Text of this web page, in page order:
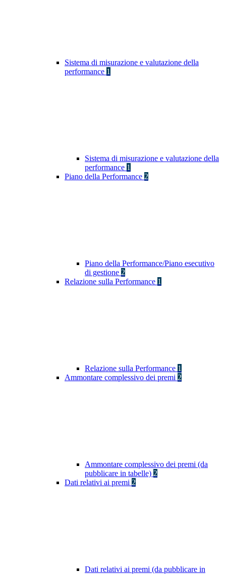
Sistema di misurazione e valutazione della
performance 1
Sistema di misurazione e valutazione della
performance 1
Piano della Performance 2
Piano della Performance/Piano esecutivo
di gestione 2
Relazione sulla Performance 1
Relazione sulla Performance 1
Ammontare complessivo dei premi 2
Ammontare complessivo dei premi (da
pubblicare in tabelle) 2
Dati relativi ai premi 2
Dati relativi ai premi (da pubblicare in